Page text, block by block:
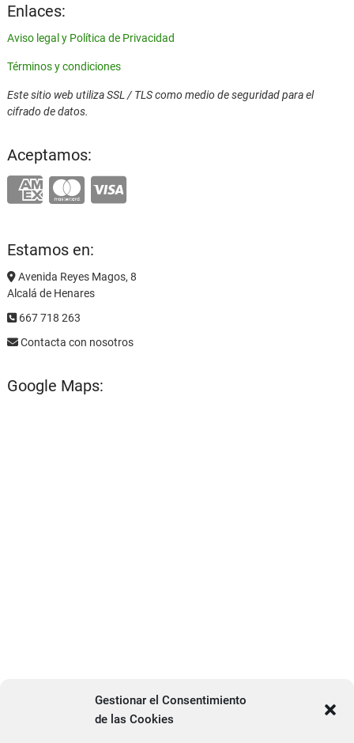
Gestionar el Consentimiento
de las Cookies
Enlaces:
Aviso legal y Política de Privacidad
Términos y condiciones
Este sitio web utiliza SSL / TLS como medio de seguridad para el
cifrado de datos.
Aceptamos:
Estamos en:
Avenida Reyes Magos, 8
Alcalá de Henares
667 718 263
Contacta con nosotros
Google Maps: